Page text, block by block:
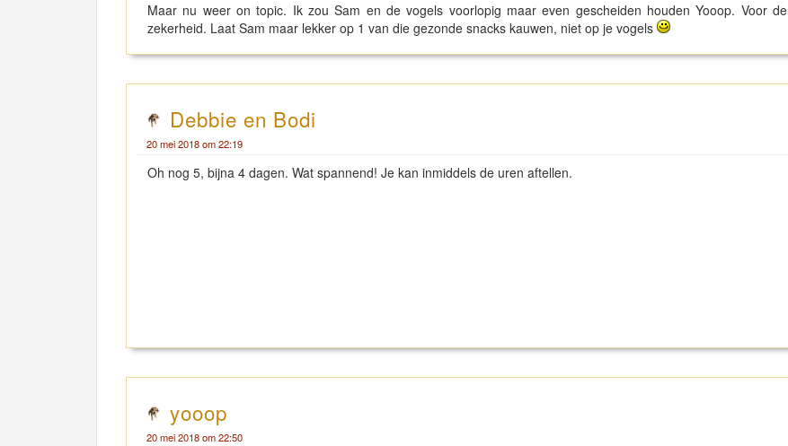
Maar nu weer on topic. Ik zou Sam en de vogels voorlopig maar even gescheiden houden Yooop. Voor de
zekerheid. Laat Sam maar lekker op 1 van die gezonde snacks kauwen, niet op je vogels
Debbie en Bodi
20 mei 2018 om 22:19
Oh nog 5, bijna 4 dagen. Wat spannend! Je kan inmiddels de uren aftellen.
yooop
20 mei 2018 om 22:50